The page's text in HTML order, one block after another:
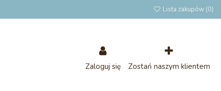
Lista zakupów (0)
Zaloguj się Zostań naszym klientem